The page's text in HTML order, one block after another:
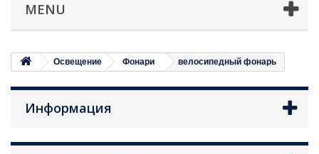
MENU
Освещение Фонари велосипедный фонарь
Информация